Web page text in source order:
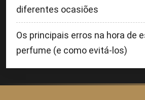
diferentes ocasiões
Os principais erros na hora de
perfume (e como evitá-los)